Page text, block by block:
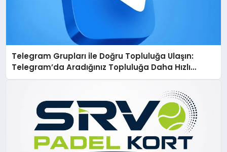
Telegram Grupları ile Doğru Topluluğa Ulaşın:
Telegram’da Aradığınız Topluluğa Daha Hızlı
Ulaşın